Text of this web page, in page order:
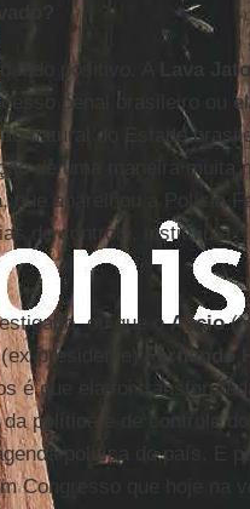
lado positivo. A Lava Jato
penal brasileiro ou
natural do Estado
de uma maneira muita
, que aparelhou a Polícia
de controle, instituiu a
ou que oAécio
presidente)
Fernando
é que ela foi
política e de controle
política do país. E
Congresso que hoje na